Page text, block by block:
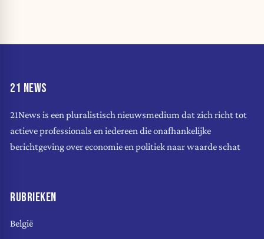
21 NEWS
21News is een pluralistisch nieuwsmedium dat zich richt tot
actieve professionals en iedereen die onafhankelijke
berichtgeving over economie en politiek naar waarde schat
RUBRIEKEN
België